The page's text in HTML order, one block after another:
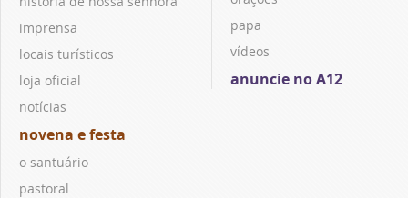
imprensa
locais turísticos
loja oficial
notícias
novena e festa
o santuário
pastoral
papa
vídeos
anuncie no A12